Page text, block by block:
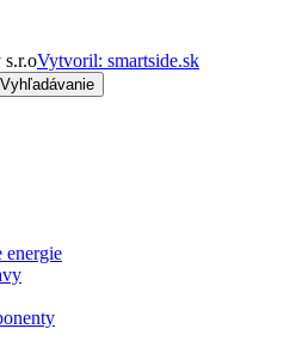
Vytvoril: smartside.sk
Vyhľadávanie
energie